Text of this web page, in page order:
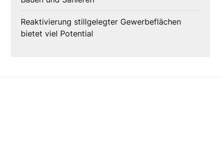
Reaktivierung stillgelegter Gewerbeflächen
bietet viel Potential